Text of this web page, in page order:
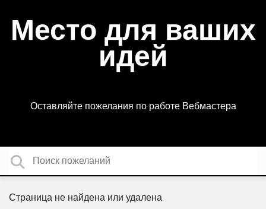
Место для ваших
идей
Оставляйте пожелания по работе Вебмастера
Страница не найдена или удалена